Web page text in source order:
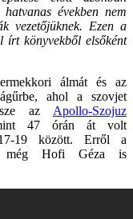
években nem
vezetőjüknek. Ezen a
írt könyvekből elsőként
álmát és az
ahol a szovjet
az Apollo-Szojuz
47 órán át volt
19 között. Erről a
még Hofi Géza is